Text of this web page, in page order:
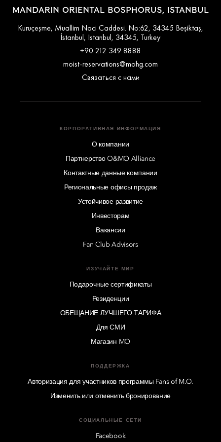
MANDARIN ORIENTAL BOSPHORUS, ISTANBUL
Kuruçeşme, Muallim Naci Caddesi. No:62, 34345 Beşiktaş,
İstanbul, Istanbul, 34345, Turkey
+90 212 349 8888
moist-reservations@mohg.com
Связаться с нами
КОРПОРАТИВНАЯ ИНФОРМАЦИЯ
О компании
Партнерство O&MO Alliance
Контактные данные компании
Региональные офисы продаж
Устойчивое развитие
Инвесторам
Вакансии
Fan Club Advisors
ИЗУЧАЙТЕ МИР
Подарочные сертификаты
Резиденции
ОБЕЩАНИЕ ЛУЧШЕГО ТАРИФА
Для СМИ
Магазин MO
ПОДДЕРЖКА
Авторизация для участников программы Fans of M.O.
Изменить или отменить бронирование
СОЦИАЛЬНЫЕ СЕТИ
Facebook